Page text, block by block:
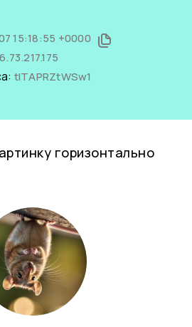
15:18:55 +0000
tITAPRZtWSw1
горизонтально